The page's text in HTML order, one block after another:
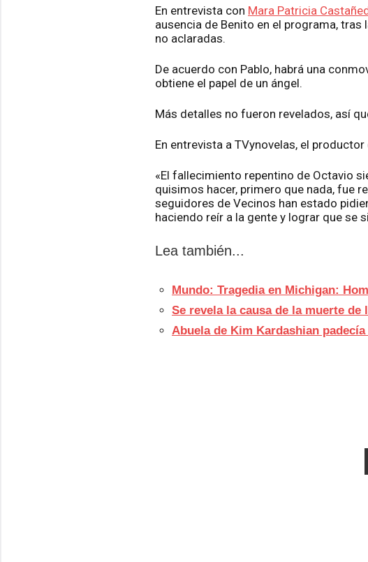
En entrevista con Mara Patricia
ausencia de Benito en el programa,
no aclaradas.
De acuerdo con Pablo, habrá una
obtiene el papel de un ángel.
Más detalles no fueron revelados, así
En entrevista a TVynovelas, el
«El fallecimiento repentino de Octavio
quisimos hacer, primero que nada, fue
seguidores de Vecinos han estado
haciendo reír a la gente y lograr que se
Lea también...
Mundo: Tragedia en Michigan:
Se revela la causa de la muerte
Abuela de Kim Kardashian